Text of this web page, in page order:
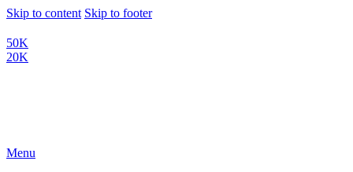
Skip to content Skip to footer
50K
20K
Menu